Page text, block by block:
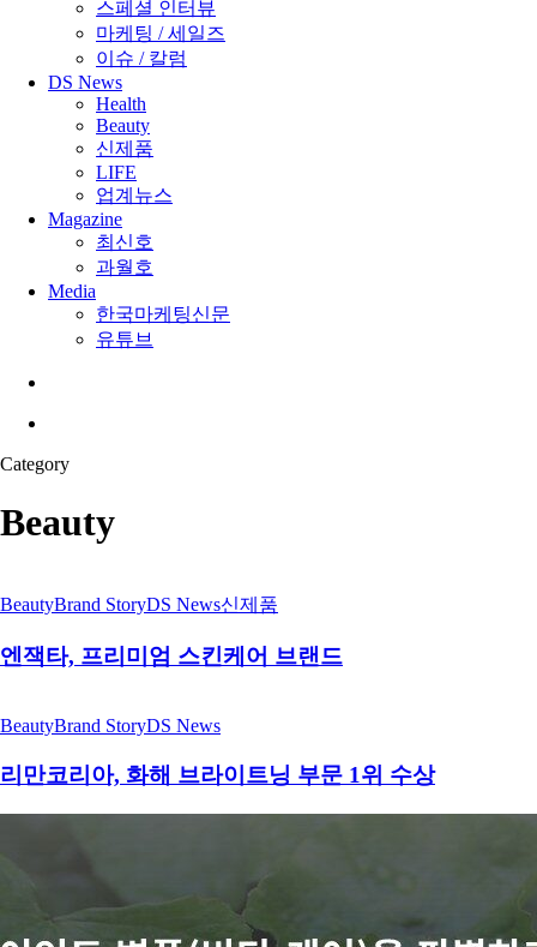
스페셜 인터뷰
마케팅 / 세일즈
이슈 / 칼럼
DS News
Health
Beauty
신제품
LIFE
업계뉴스
Magazine
최신호
과월호
Media
한국마케팅신문
유튜브
Category
Beauty
BeautyBrand StoryDS News신제품
엔잭타, 프리미엄 스킨케어 브랜드
BeautyBrand StoryDS News
리만코리아, 화해 브라이트닝 부문 1위 수상